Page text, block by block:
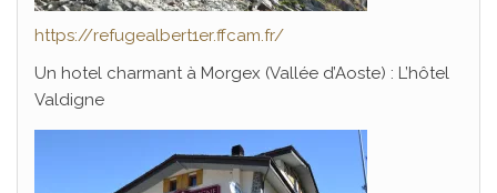
https://refugealbert1er.ffcam.fr/
Un hotel charmant à Morgex (Vallée d’Aoste) : L’hôtel
Valdigne